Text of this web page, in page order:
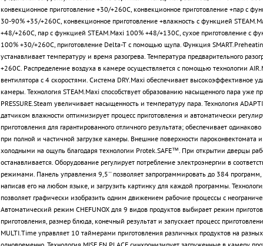
конвекционное приготовление +30/+260С, конвекционное приготовление +пар с
30-90% +35/+260С, конвекционное приготовление +влажность с функцией
+48/+260С, пар с функцией STEAM.Maxi 100% +48/+130С, сухое приготовление с
100% +30/+260С, приготовление Delta-T с помощью щупа. Функция
устанавливает температуру и время разогрева. Температура предварительного
+260С. Распределение воздуха в камере осуществляется с помощью технологии
вентилятора с 4 скоростями. Система DRY.Maxi обеспечивает высокоэффективное
камеры. Технология STEAM.Maxi способствует образованию насыщенного пара уже
PRESSURE.Steam увеличивает насыщенность и температуру пара. Технология
датчиком влажности оптимизирует процесс приготовления и автоматически
приготовления для гарантированного отличного результата; обеспечивает
при полной и частичной загрузке камеры. Внешние поверхности пароконвектомата
холодными на ощупь благодаря технологии Protek.SAFE™. При открытии дверцы
останавливается. Оборудование регулирует потребление электроэнергии в
режимами. Панель управления 9,5'' позволяет запрограммировать до 384 программ,
написав его на любом языке, и загрузить картинку для каждой программы.
позволяет графически изобразить одним движением рабочие процессы с
Автоматический режим CHEFUNOX для 9 видов продуктов выбирает режим
приготовления, размер блюда, конечный результат и запускает процесс
MULTI.Time управляет 10 таймерами приготовления различных продуктов на